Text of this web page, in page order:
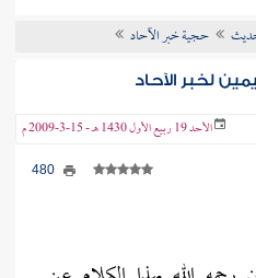
حجية خبر الآحاد
لخبر الآحاد
الأحد 19 ربيع الأول 1430 هـ - 15-3-2009 م